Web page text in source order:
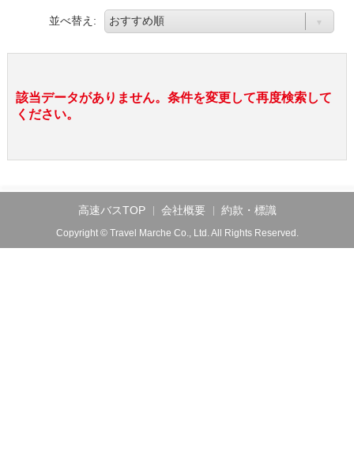
並べ替え:
該当データがありません。条件を変更して再度検索して
ください。
高速バスTOP 会社概要 約款・標識
Copyright © Travel Marche Co., Ltd. All Rights Reserved.